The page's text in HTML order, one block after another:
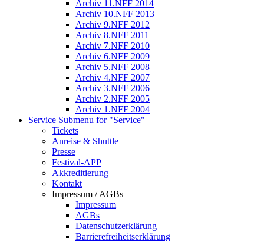
Archiv 11.NFF 2014
Archiv 10.NFF 2013
Archiv 9.NFF 2012
Archiv 8.NFF 2011
Archiv 7.NFF 2010
Archiv 6.NFF 2009
Archiv 5.NFF 2008
Archiv 4.NFF 2007
Archiv 3.NFF 2006
Archiv 2.NFF 2005
Archiv 1.NFF 2004
Service Submenu for "Service"
Tickets
Anreise & Shuttle
Presse
Festival-APP
Akkreditierung
Kontakt
Impressum / AGBs
Impressum
AGBs
Datenschutzerklärung
Barrierefreiheitserklärung